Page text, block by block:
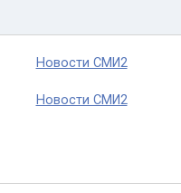
Новости СМИ2
Новости СМИ2